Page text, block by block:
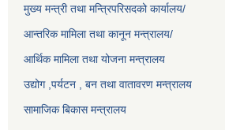
मुख्य मन्त्री तथा मन्त्रिपरिसदको कार्यालय/
आन्तरिक मामिला तथा कानून मन्त्रालय/
आर्थिक मामिला तथा योजना मन्त्रालय
उद्योग ,पर्यटन , बन तथा वातावरण मन्त्रालय
सामाजिक बिकास मन्त्रालय